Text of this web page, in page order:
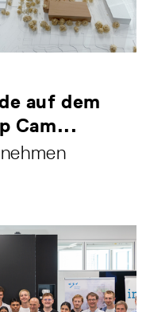
auf dem
Cam...